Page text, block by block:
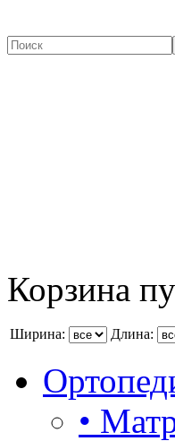
Корзина
Ширина: Длина:
•